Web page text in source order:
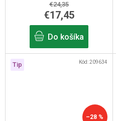
€24,35
€17,45
Do košíka
Tip
–28 %
Kód:209634